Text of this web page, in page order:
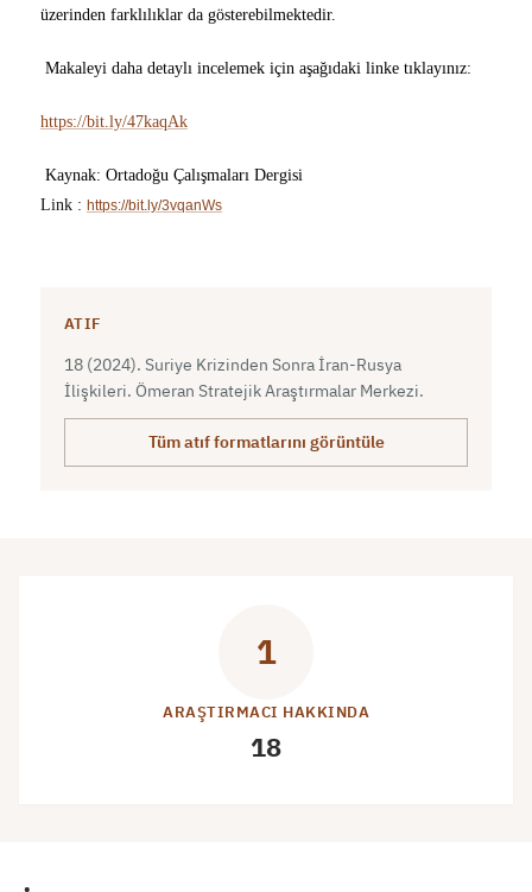
üzerinden farklılıklar da gösterebilmektedir.
Makaleyi daha detaylı incelemek için aşağıdaki linke tıklayınız:
https://bit.ly/47kaqAk
Kaynak: Ortadoğu Çalışmaları Dergisi
Link : https://bit.ly/3vqanWs
ATIF
18 (2024). Suriye Krizinden Sonra İran-Rusya
İlişkileri. Ömeran Stratejik Araştırmalar Merkezi.
Tüm atıf formatlarını görüntüle
1
ARAŞTIRMACI HAKKINDA
18